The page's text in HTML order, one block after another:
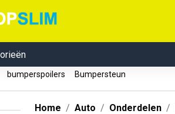
bumperspoilers Bumpersteun
Home Auto Onderdelen